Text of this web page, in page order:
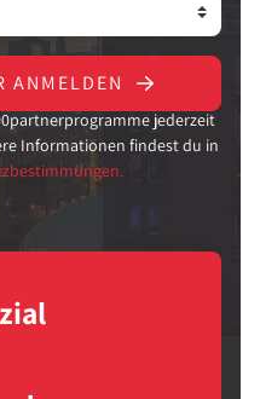
ANMELDEN
jederzeit
Informationen findest du in